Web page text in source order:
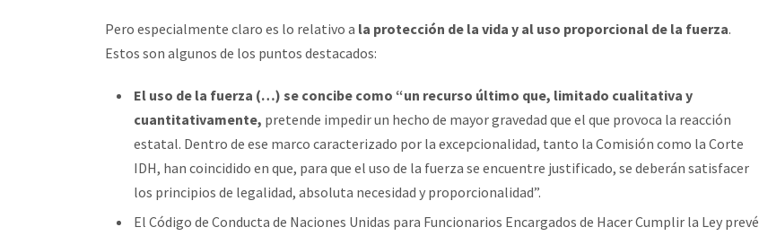
Pero especialmente claro es lo relativo a la protección de la vida y al uso proporcional de la fuerza.
Estos son algunos de los puntos destacados:
El uso de la fuerza (…) se concibe como “un recurso último que, limitado cualitativa y
cuantitativamente, pretende impedir un hecho de mayor gravedad que el que provoca la reacción
estatal. Dentro de ese marco caracterizado por la excepcionalidad, tanto la Comisión como la Corte
IDH, han coincidido en que, para que el uso de la fuerza se encuentre justificado, se deberán satisfacer
los principios de legalidad, absoluta necesidad y proporcionalidad”.
El Código de Conducta de Naciones Unidas para Funcionarios Encargados de Hacer Cumplir la Ley prevé